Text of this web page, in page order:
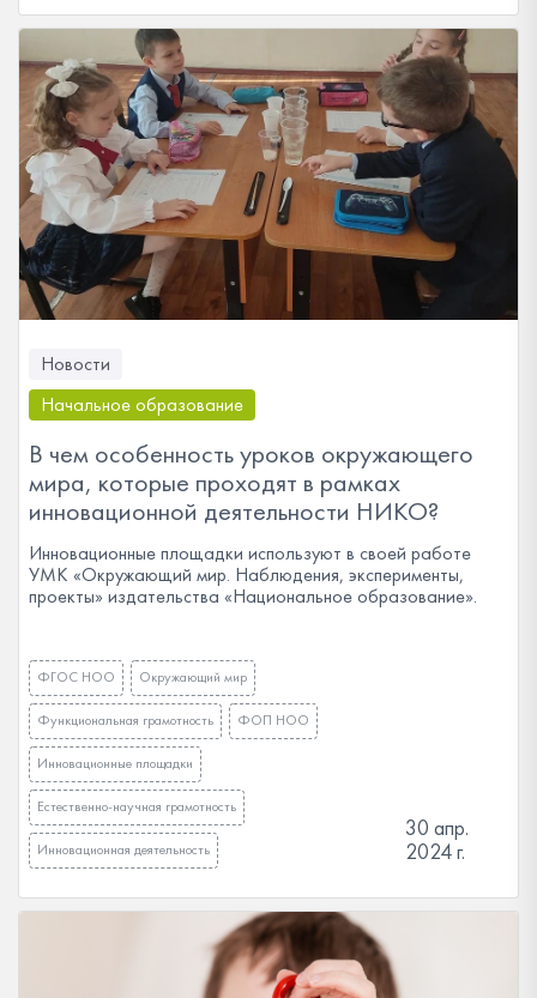
Новости
Начальное образование
В чем особенность уроков окружающего
мира, которые проходят в рамках
инновационной деятельности НИКО?
Инновационные площадки используют в своей работе
УМК «Окружающий мир. Наблюдения, эксперименты,
проекты» издательства «Национальное образование».
ФГОС НОО Окружающий мир
Функциональная грамотность ФОП НОО
Инновационные площадки
Естественно-научная грамотность
Инновационная деятельность
30 апр.
2024 г.